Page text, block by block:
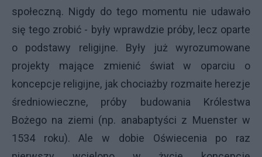
społeczną. Nigdy do tego momentu nie udawało
się tego zrobić - były wprawdzie próby, lecz oparte
o podstawy religijne. Były już wyrozumowane
projekty mające zmienić świat w oparciu o
koncepcje religijne, jak chociażby rozmaite herezje
średniowieczne, próby budowania Królestwa
Bożego na ziemi (np. anabaptyści z Muenster w
1534 roku). Ale w dobie Oświecenia po raz